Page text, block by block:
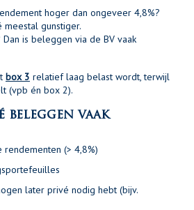
hoger dan ongeveer 4,8%?
gunstiger.
is beleggen via de BV vaak
box 3 relatief laag belast wordt, terwijl
(vpb én box 2).
beleggen vaak
(> 4,8%)
later privé nodig hebt (bijv.